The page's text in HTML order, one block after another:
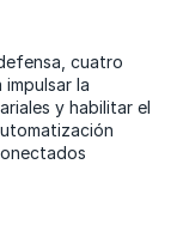
cuatro
la
y habilitar el